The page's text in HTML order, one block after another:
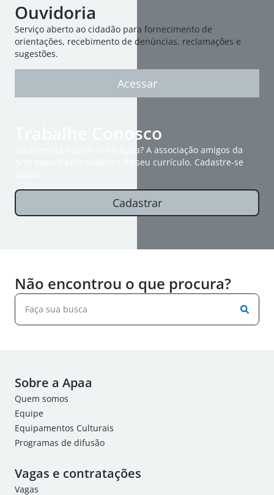
Ouvidoria
Serviço aberto ao cidadão para fornecimento de
orientações, recebimento de denúncias, reclamações e
sugestões.
Acessar
Trabalhe Conosco
Você deseja trabalhar na Apaa? A associação amigos da
Arte espera pelo cadastro do seu currículo. Cadastre-se
Cadastrar
Não encontrou o que procura?
Sobre a Apaa
Quem somos
Equipe
Equipamentos Culturais
Programas de difusão
Vagas e contratações
Vagas